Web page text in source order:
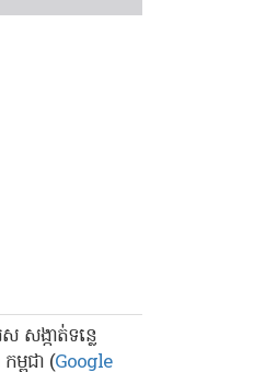
សង្កាត់ទន្លេ
ម្ពុជា (Google